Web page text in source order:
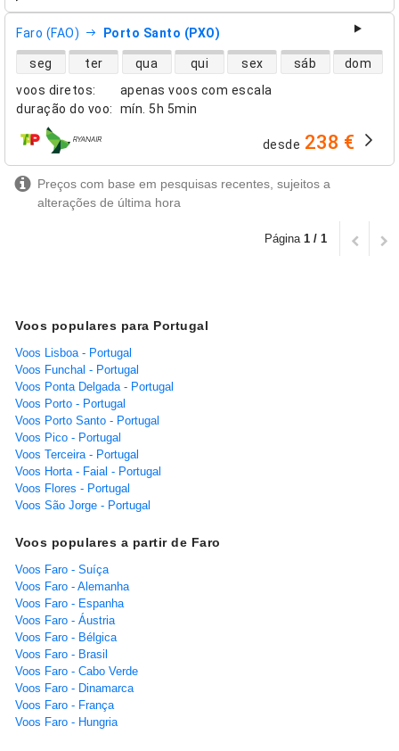
Faro (FAO) Porto Santo (PXO)
voos diretos:
apenas voos com escala
duração do voo: mín. 5h 5min
disponibilidade de voos diretos
seg ter qua qui sex sáb dom
companhias aéreas desde 238 €
Preços com base em pesquisas recentes, sujeitos a
alterações de última hora
Página 1 / 1
Voos populares para Portugal
Voos Lisboa - Portugal
Voos Funchal - Portugal
Voos Ponta Delgada - Portugal
Voos Porto - Portugal
Voos Porto Santo - Portugal
Voos Pico - Portugal
Voos Terceira - Portugal
Voos Horta - Faial - Portugal
Voos Flores - Portugal
Voos São Jorge - Portugal
Voos populares a partir de Faro
Voos Faro - Suíça
Voos Faro - Alemanha
Voos Faro - Espanha
Voos Faro - Áustria
Voos Faro - Bélgica
Voos Faro - Brasil
Voos Faro - Cabo Verde
Voos Faro - Dinamarca
Voos Faro - França
Voos Faro - Hungria